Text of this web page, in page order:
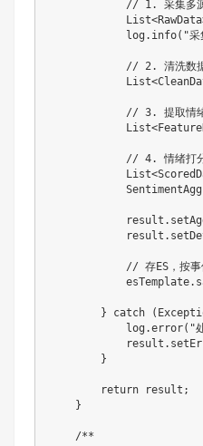
// 1. 采集多源
List<RawData
            log
. info( "
// 2. 清洗数据
List<
// 3. 提取情绪
List<
// 4. 情绪打分
List<
            result
.
            result
.
// 存ES，按事
            esTemplate
.
} catch (
            log
.error( "
            result
.
}
return result ;
}
/**